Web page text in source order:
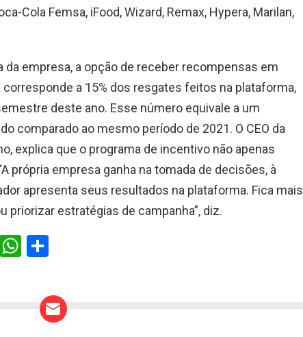
Cola Femsa, iFood, Wizard, Remax, Hypera, Marilan,
da empresa, a opção de receber recompensas em
corresponde a 15% dos resgates feitos na plataforma,
deste ano. Esse número equivale a um
comparado ao mesmo período de 2021. O CEO da
explica que o programa de incentivo não apenas
própria empresa ganha na tomada de decisões, à
apresenta seus resultados na plataforma. Fica mais
priorizar estratégias de campanha”, diz.
Li
W
ar
e